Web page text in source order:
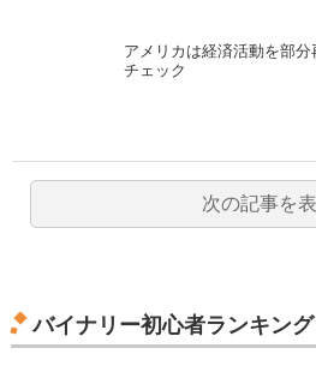
アメリカは経済活動を部
チェック
次の記事を
バイナリー初心者ランキング